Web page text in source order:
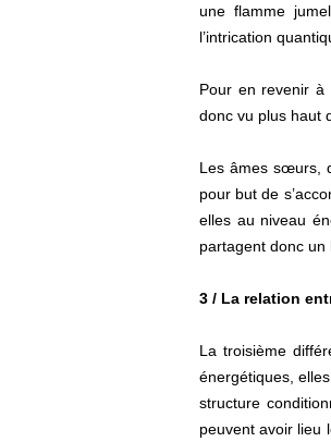
une flamme
l’intrication
Pour en revenir à
donc vu plus haut
Les âmes sœurs,
pour but de
elles au niveau
partagent donc un
3 / La relation
La troisième
énergétiques,
structure
peuvent avoir lieu